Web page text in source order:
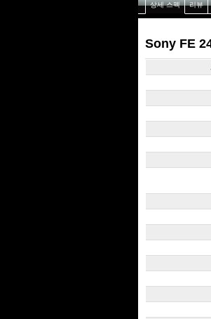
상세 스펙 리뷰
Sony FE